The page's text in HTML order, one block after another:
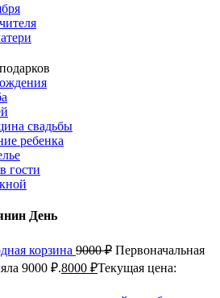
свадьбы
ребенка
гости
День
корзина 9000₽ Первоначальная
9000 ₽.8000 ₽Текущая цена: